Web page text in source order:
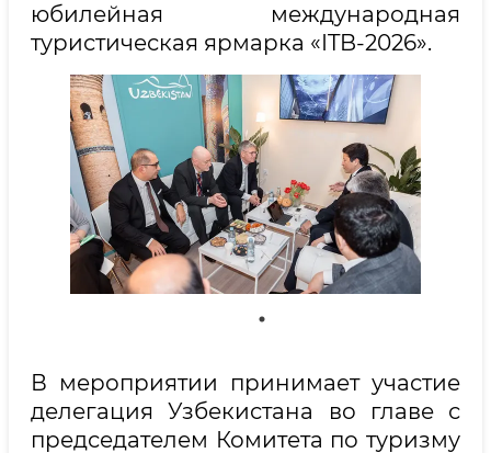
юбилейная международная
туристическая ярмарка «ITB-2026».
В мероприятии принимает участие
делегация Узбекистана во главе с
председателем Комитета по туризму